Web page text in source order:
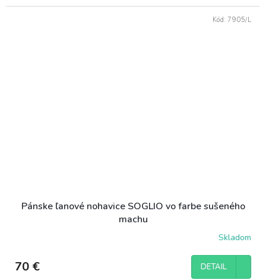
Pánske ľanové nohavice SOGLIO vo farbe sušeného
machu
Skladom
70 € DETAIL
Kód: 7905/L